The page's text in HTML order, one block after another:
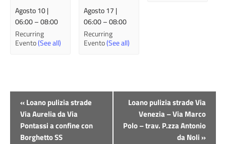
Agosto 10 |
06:00–08:00
Recurring
Evento(See all)
Agosto 17 |
06:00–08:00
Recurring
Evento(See all)
Evento
Navigazione
«Loano pulizia strade
Via Aurelia da Via
Pontassi a confine con
Borghetto SS
Loano pulizia strade Via
Venezia – Via Marco
Polo – trav. P.zza Antonio
da Noli»